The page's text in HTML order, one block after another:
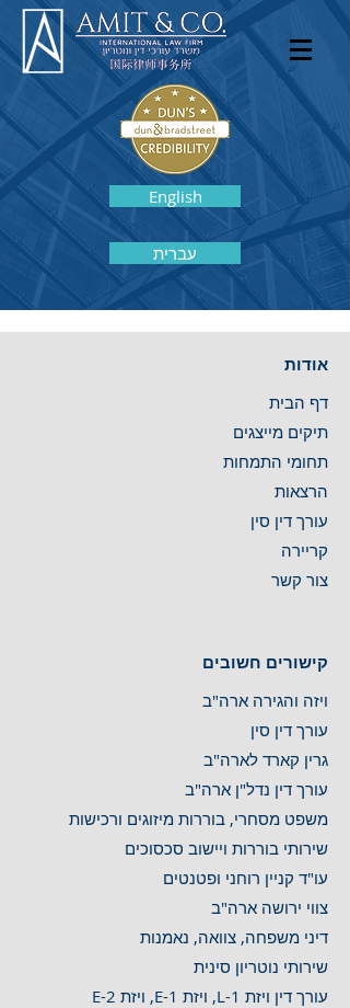
English
עברית
אודות
דף הבית
תיקים מייצגים
תחומי התמחות
הרצאות
עורך דין סין
קריירה
צור קשר
קישורים חשובים
ויזה והגירה ארה"ב
עורך דין סין
גרין קארד לארה"ב
עורך דין נדל"ן ארה"ב
משפט מסחרי, בוררות מיזוגים ורכישות
שירותי בוררות ויישוב סכסוכים
עו"ד קניין רוחני ופטנטים
צווי ירושה ארה"ב
דיני משפחה, צוואה, נאמנות
שירותי נוטריון סינית
עורך דין ויזת L-1, וי
זת E-1, ויזת E-2